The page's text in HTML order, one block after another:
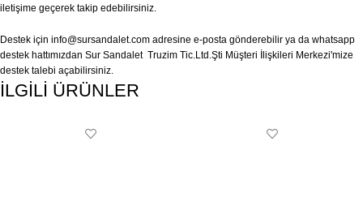
iletişime geçerek takip edebilirsiniz.
Destek için info@sursandalet.com adresine e-posta gönderebilir ya da whatsapp
destek hattımızdan Sur Sandalet Truzim Tic.Ltd.Şti Müşteri İlişkileri Merkezi'mize
destek talebi açabilirsiniz.
İLGİLİ ÜRÜNLER